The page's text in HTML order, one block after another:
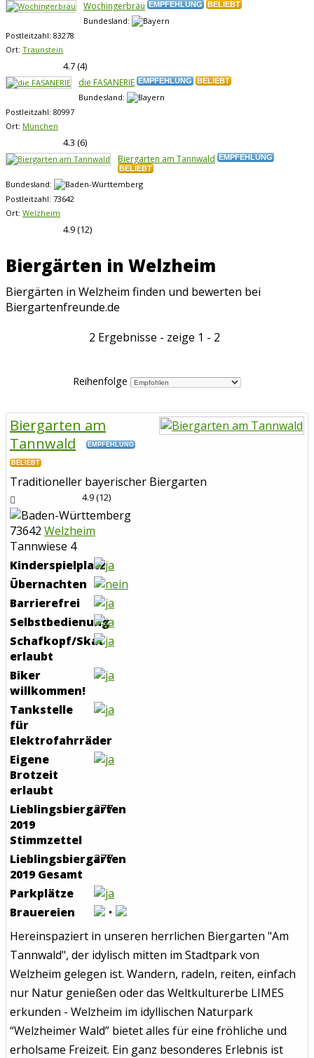
Wochingerbräu EMPFEHLUNG BELIEBT
Bundesland:
Postleitzahl: 83278
Ort: Traunstein
4.7(4)
die FASANERIE EMPFEHLUNG BELIEBT
Bundesland:
Postleitzahl: 80997
Ort: München
4.3 (6)
Biergarten am Tannwald EMPFEHLUNG
BELIEBT
Bundesland:
Postleitzahl: 73642
Ort: Welzheim
4.9(12)
Biergärten in Welzheim
Biergärten in Welzheim finden und bewerten bei
Biergartenfreunde.de
2 Ergebnisse - zeige 1 - 2
Reihenfolge
Biergarten am
Tannwald
EMPFEHLUNG
BELIEBT
Traditioneller bayerischer Biergarten
4.9(12)
73642 Welzheim
Tannwiese 4
Kinderspielplatz
Übernachten
Barrierefrei
Selbstbedienung
Schafkopf/Skat
erlaubt
Biker
willkommen!
Tankstelle
für
Elektrofahrräder
Eigene
Brotzeit
erlaubt
Lieblingsbiergarten
2019
Stimmzettel
277
Lieblingsbiergarten
2019 Gesamt
277
Parkplätze
Brauereien
Hereinspaziert in unseren herrlichen Biergarten "Am
Tannwald", der idylisch mitten im Stadtpark von
Welzheim gelegen ist. Wandern, radeln, reiten, einfach
nur Natur genießen oder das Weltkulturerbe LIMES
erkunden - Welzheim im idyllischen Naturpark
“Welzheimer Wald” bietet alles für eine fröhliche und
erholsame Freizeit. Ein ganz besonderes Erlebnis ist